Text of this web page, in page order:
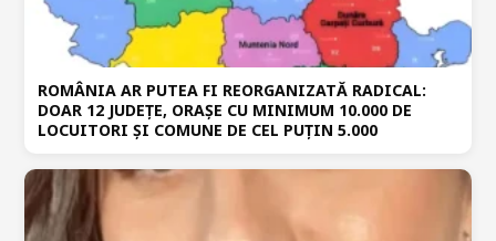
ROMÂNIA AR PUTEA FI REORGANIZATĂ RADICAL:
DOAR 12 JUDEȚE, ORAȘE CU MINIMUM 10.000 DE
LOCUITORI ȘI COMUNE DE CEL PUȚIN 5.000